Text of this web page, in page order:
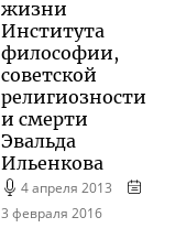
жизни
Института
философии,
советской
религиозности
и смерти
Эвальда
Ильенкова
4 апреля 2013
3 февраля 2016